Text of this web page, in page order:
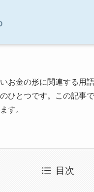
お金の形に関連する用
ひとつです。この記事
す。
目次